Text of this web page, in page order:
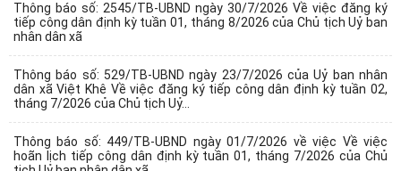
Thông báo số: 2545/TB-UBND ngày 30/7/2026 Về việc đăng ký
tiếp công dân định kỳ tuần 01, tháng 8/2026 của Chủ tịch Uỷ ban
nhân dân xã
Thông báo số: 529/TB-UBND ngày 23/7/2026 của Uỷ ban nhân
dân xã Việt Khê Về việc đăng ký tiếp công dân định kỳ tuần 02,
tháng 7/2026 của Chủ tịch Uỷ...
Thông báo số: 449/TB-UBND ngày 01/7/2026 về việc Về việc
hoãn lịch tiếp công dân định kỳ tuần 01, tháng 7/2026 của Chủ